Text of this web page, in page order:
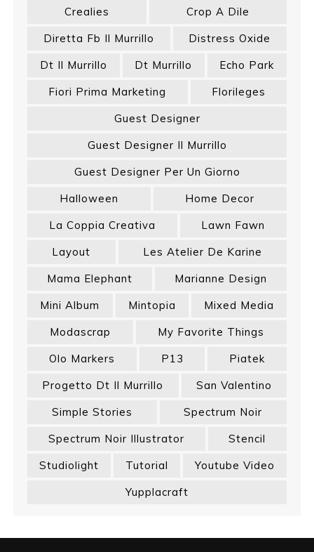
Crealies
Crop A Dile
Diretta Fb Il Murrillo
Distress Oxide
Dt Il Murrillo
Dt Murrillo
Echo Park
Fiori Prima Marketing
Florileges
Guest Designer
Guest Designer Il Murrillo
Guest Designer Per Un Giorno
Halloween
Home Decor
La Coppia Creativa
Lawn Fawn
Layout
Les Atelier De Karine
Mama Elephant
Marianne Design
Mini Album
Mintopia
Mixed Media
Modascrap
My Favorite Things
Olo Markers
P13
Piatek
Progetto Dt Il Murrillo
San Valentino
Simple Stories
Spectrum Noir
Spectrum Noir Illustrator
Stencil
Studiolight
Tutorial
Youtube Video
Yupplacraft